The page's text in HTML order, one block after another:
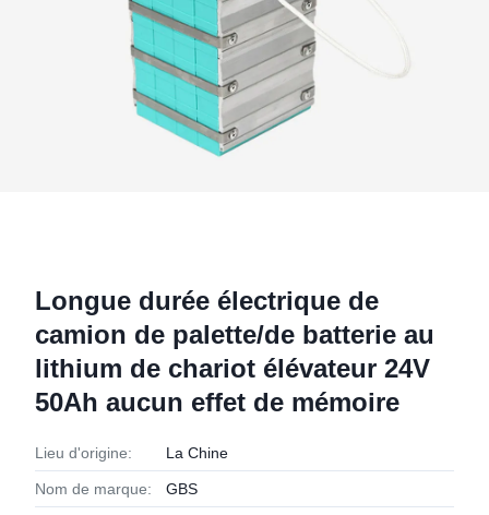
Longue durée électrique de
camion de palette/de batterie au
lithium de chariot élévateur 24V
50Ah aucun effet de mémoire
Lieu d'origine: La Chine
Nom de marque: GBS